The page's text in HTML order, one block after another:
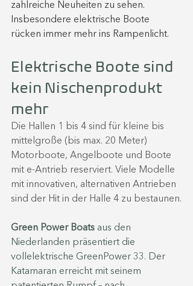
zahlreiche Neuheiten zu sehen.
Insbesondere elektrische Boote
rücken immer mehr ins Rampenlicht.
Elektrische Boote sind
kein Nischenprodukt
mehr
Die Hallen 1 bis 4 sind für kleine bis
mittelgroße (bis max. 20 Meter)
Motorboote, Angelboote und Boote
mit e-Antrieb reserviert. Viele Modelle
mit innovativen, alternativen Antrieben
sind der Hit in der Halle 4 zu bestaunen.
Green Power Boats aus den
Niederlanden präsentiert die
vollelektrische GreenPower 33. Der
Katamaran erreicht mit seinem